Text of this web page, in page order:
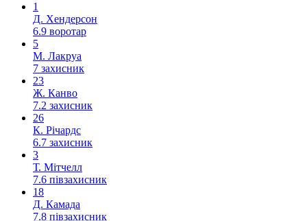
1
Д. Хендерсон
6.9 воротар
5
М. Лакруа
7 захисник
23
Ж. Канво
7.2 захисник
26
К. Річардс
6.7 захисник
3
Т. Мітчелл
7.6 півзахисник
18
Д. Камада
7.8 півзахисник